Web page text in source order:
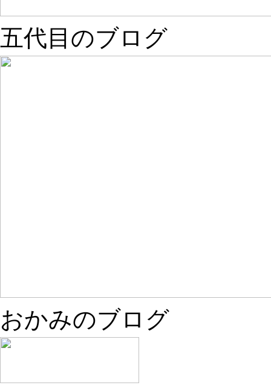
五代目のブログ
おかみのブログ